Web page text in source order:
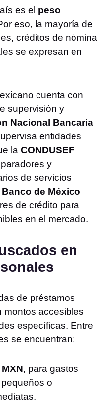
es el peso
eso, la mayoría de
créditos de nómina
se expresan en
cuenta con
supervisión y
Nacional Bancaria
entidades
la CONDUSEF
y
de servicios
Banco de México
de crédito para
en el mercado.
en
de préstamos
montos accesibles
específicas. Entre
se encuentran:
, para gastos
o